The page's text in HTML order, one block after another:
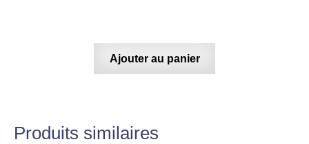
Ajouter au panier
Produits similaires